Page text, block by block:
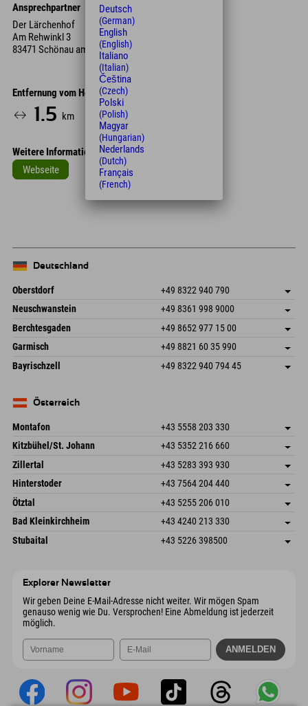
Ansprechpartner
Der Lärchenhof
Am Rehwinkl 3
83471 Schönau am Königssee
Entfernung vom Hotel
1.5 km 5 Min.
Weitere Informationen
Webseite
Leaflet
Deutschland
Oberstdorf +49 8322 940 790
An der Breitach 3
Deutschland
Adresse speichern
Buchen
Neuschwanstein +49 8361 998 9000
An der Riese 45
87484 Nesselwang im Allgäu
Deutschland
Adresse speichern
Anreiseinfos
Buchen
Berchtesgaden +49 8652 977 15 00
Hofreitstr. 7
Deutschland
Adresse speichern
Buchen
Garmisch +49 8821 60 35 990
Frickenstraße 22
82490 Farchant
Adresse speichern
Anreiseinfos
Bayrischzell +49 8322 940 794 45
Deutschland
Österreich
Montafon +43 5558 203 330
Dorfstr. 127b
6793 Gaschurn/Montafon
Österreich
Adresse speichern
Buchen
Kitzbühel/St. Johann +43 5352 216 660
Speckbacherstraße 87
6380 St. Johann in Tirol
Österreich
Adresse speichern
Anreiseinfos
Buchen
Zillertal +43 5283 393 930
Schmiedau 2
Österreich
Adresse speichern
Buchen
Hinterstoder +43 7564 204 440
Freizeitpark 10
4573 Hinterstoder
Österreich
Adresse speichern
Anreiseinfos
Buchen
Ötztal +43 5255 206 010
Gscheat 14
Österreich
Adresse speichern
Buchen
Bad Kleinkirchheim +43 4240 213 330
Dorfstraße 24
9546 Bad Kleinkirchheim
Adresse speichern
Anreiseinfos
Stubaital +43 5226 398500
Explorer Newsletter
Wir geben Deine E-Mail-Adresse nicht weiter. Wir mögen Spam
genauso wenig wie Du. Versprochen! Eine Abmeldung ist jederzeit
möglich.
Deutsch
(German)
English
(English)
Italiano
(Italian)
Čeština
(Czech)
Polski
(Polish)
Magyar
(Hungarian)
Nederlands
(Dutch)
Français
(French)